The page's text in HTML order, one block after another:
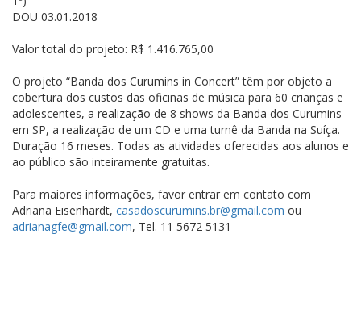
DOU 03.01.2018
Valor total do projeto: R$ 1.416.765,00
O projeto “Banda dos Curumins in Concert” têm por objeto a
cobertura dos custos das oficinas de música para 60 crianças e
adolescentes, a realização de 8 shows da Banda dos Curumins
em SP, a realização de um CD e uma turnê da Banda na Suíça.
Duração 16 meses. Todas as atividades oferecidas aos alunos e
ao público são inteiramente gratuitas.
Para maiores informações, favor entrar em contato com
Adriana Eisenhardt, casadoscurumins.br@gmail.com ou
adrianagfe@gmail.com, Tel. 11 5672 5131